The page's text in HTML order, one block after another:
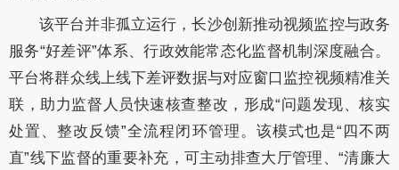
该平台并非孤立运行，长沙创新推动视频监控与政务
服务“好差评”体系、行政效能常态化监督机制深度融合。
平台将群众线上线下差评数据与对应窗口监控视频精准关
联，助力监督人员快速核查整改，形成“问题发现、核实
处置、整改反馈”全流程闭环管理。该模式也是“四不两
直”线下监督的重要补充，可主动排查大厅管理、“清廉大